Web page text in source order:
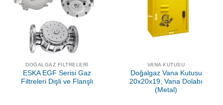
DOĞALGAZ FILTRELERI
ESKA EGF Serisi Gaz
Filtreleri Dişli ve Flanşlı
VANA KUTUSU
Doğalgaz Vana Kutusu
20x20x19, Vana Dolabı
(Metal)